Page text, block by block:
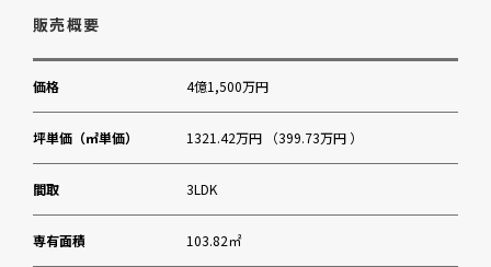
販売概要
価格 4億1,500万円
坪単価（㎡単価） 1321.42万円 （399.73万円 ）
間取 3LDK
専有面積 103.82㎡